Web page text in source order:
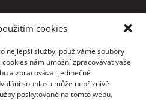
cookies
nejlepší služby, používáme soubory
nám umožní zpracovávat vaše
a zpracovávat jedinečné
souhlasu může nepříznivě
poskytované na tomto webu.